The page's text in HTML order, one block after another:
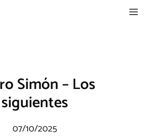
Simón – Los
siguientes
07/10/2025